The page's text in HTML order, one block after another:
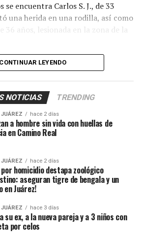
se encuentra Carlos S. J., de 33
una herida en una rodilla, así como
36 años, lesionada en la zona de la
Damián, de 14 años; Ana, de
fue identificado como Abraham
de la mujer y presunto padre de
con información
mando policiaco.
acudieron al lugar para procesar
e iniciar la búsqueda del
hasta el momento no ha sido
CONTINUAR LEYENDO
NOTICIAS TRENDING
JUÁREZ hace 2 días
a hombre sin vida con huellas de
en Camino Real
JUÁREZ hace 2 días
por homicidio destapa zoológico
aseguran tigre de bengala y un
en Juárez!
JUÁREZ hace 3 días
su ex, a la nueva pareja y a 3 niños con
por celos